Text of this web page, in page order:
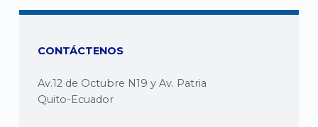
CONTÁCTENOS
Av.12 de Octubre N19 y Av. Patria
Quito-Ecuador